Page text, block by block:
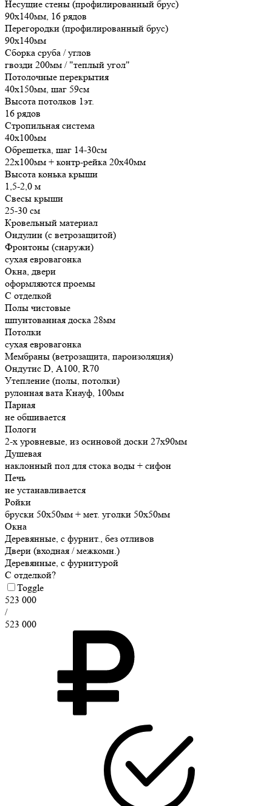
Несущие стены (профилированный брус)
90х140мм, 16 рядов
Перегородки (профилированный брус)
90х140мм
Сборка сруба / углов
гвозди 200мм / "теплый угол"
Потолочные перекрытия
40х150мм, шаг 59см
Высота потолков 1эт.
16 рядов
Стропильная система
40х100мм
Обрешетка, шаг 14-30см
22х100мм + контр-рейка 20х40мм
Высота конька крыши
1,5-2,0 м
Свесы крыши
25-30 см
Кровельный материал
Ондулин (с ветрозащитой)
Фронтоны (снаружи)
сухая евровагонка
Окна, двери
оформляются проемы
С отделкой
Полы чистовые
шпунтованная доска 28мм
Потолки
сухая евровагонка
Мембраны (ветрозащита, пароизоляция)
Ондутис D, А100, R70
Утепление (полы, потолки)
рулонная вата Кнауф, 100мм
Парная
не обшивается
Пологи
2-х уровневые, из осиновой доски 27х90мм
Душевая
наклонный пол для стока воды + сифон
Печь
не устанавливается
Ройки
бруски 50х50мм + мет. уголки 50х50мм
Окна
Деревянные, с фурнит., без отливов
Двери (входная / межкомн.)
Деревянные, с фурнитурой
С отделкой?
Toggle
523 000
/
523 000